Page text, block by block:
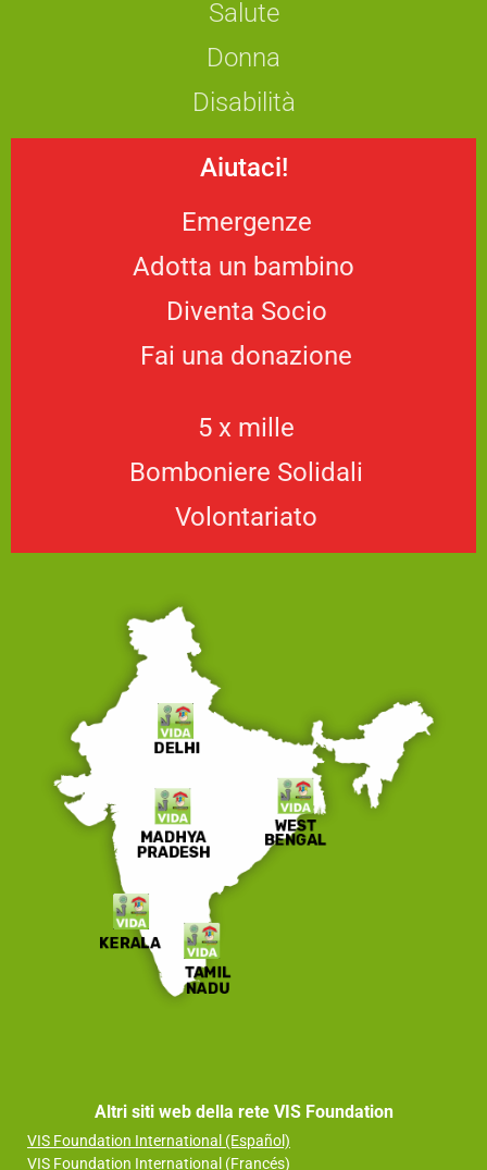
Salute
Donna
Disabilità
Aiutaci!
Emergenze
Adotta un bambino
Diventa Socio
Fai una donazione
5 x mille
Bomboniere Solidali
Volontariato
Altri siti web della rete VIS Foundation
VIS Foundation International (Español)
VIS Foundation International (Francés)